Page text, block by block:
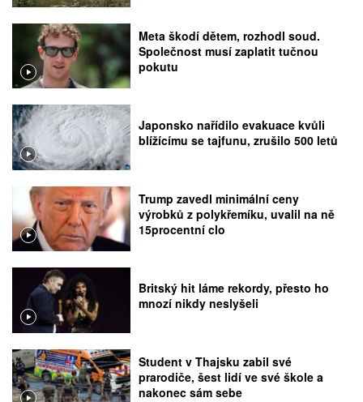
Meta škodí dětem, rozhodl soud.
Společnost musí zaplatit tučnou
pokutu
Japonsko nařídilo evakuace kvůli
blížícímu se tajfunu, zrušilo 500 letů
Trump zavedl minimální ceny
výrobků z polykřemíku, uvalil na ně
15procentní clo
Britský hit láme rekordy, přesto ho
mnozí nikdy neslyšeli
Student v Thajsku zabil své
prarodiče, šest lidí ve své škole a
nakonec sám sebe